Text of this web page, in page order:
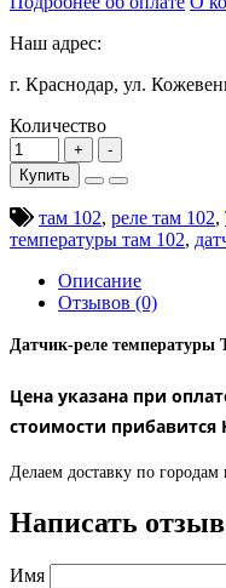
Наш адрес:
г. Краснодар, ул.
Количество
Купить
там 102, реле там 102,
температуры там 102,
Описание
Отзывов (0)
Датчик-реле температуры
Цена указана при
стоимости
Делаем доставку по городам
Написать отзыв
Имя